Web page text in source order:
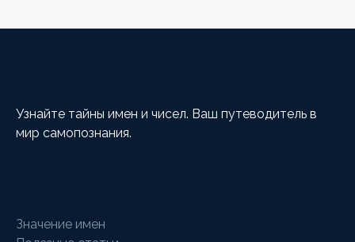
Узнайте тайны имен и чисел. Ваш путеводитель в
мир самопознания.
Значение имен